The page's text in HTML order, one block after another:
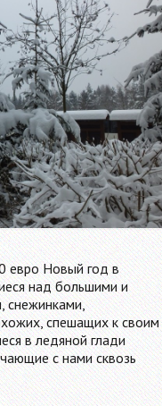
евро Новый год в
над большими и
снежинками,
спешащих к своим
в ледяной глади
с нами сквозь